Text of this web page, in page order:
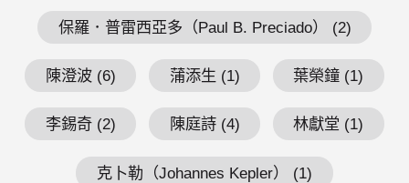
保羅．普雷西亞多（Paul B. Preciado） (2)
陳澄波 (6) 蒲添生 (1) 葉榮鐘 (1)
李錫奇 (2) 陳庭詩 (4) 林獻堂 (1)
克卜勒（Johannes Kepler） (1)